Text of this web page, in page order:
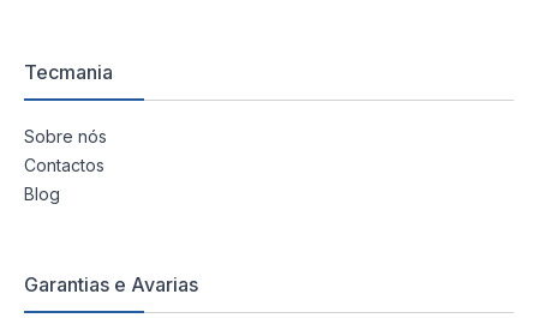
Tecmania
Sobre nós
Contactos
Blog
Garantias e Avarias